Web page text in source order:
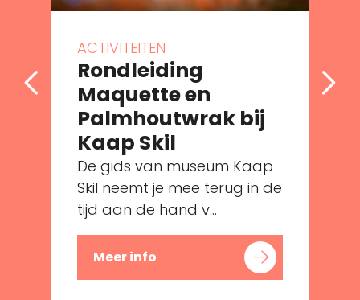
ACTIVITEITEN
Rondleiding
Maquette en
Palmhoutwrak bij
Kaap Skil
De gids van museum Kaap
Skil neemt je mee terug in de
tijd aan de hand v...
Meer info